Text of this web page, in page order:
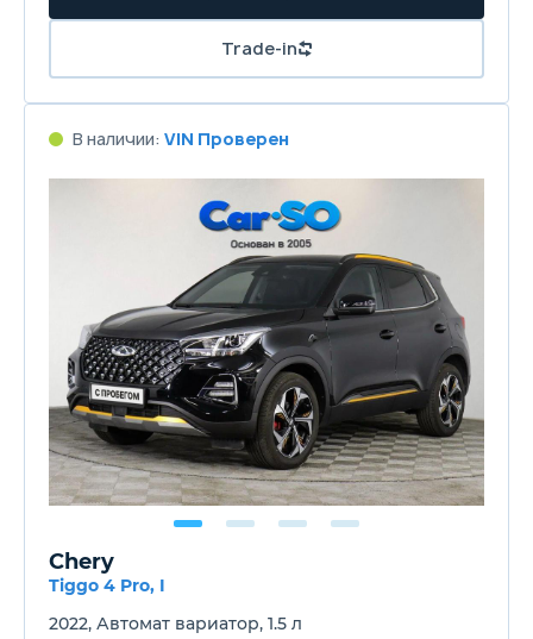
Trade-in
В наличии: VIN Проверен
Chery
Tiggo 4 Pro, I
2022, Автомат вариатор, 1.5 л